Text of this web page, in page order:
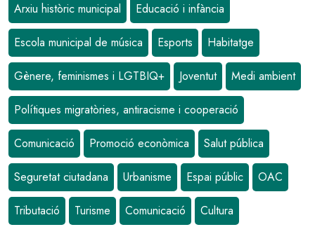
Arxiu històric municipal Educació i infància
Escola municipal de música Esports Habitatge
Gènere, feminismes i LGTBIQ+ Joventut Medi ambient
Polítiques migratòries, antiracisme i cooperació
Comunicació Promoció econòmica Salut pública
Seguretat ciutadana Urbanisme Espai públic OAC
Tributació Turisme Comunicació Cultura